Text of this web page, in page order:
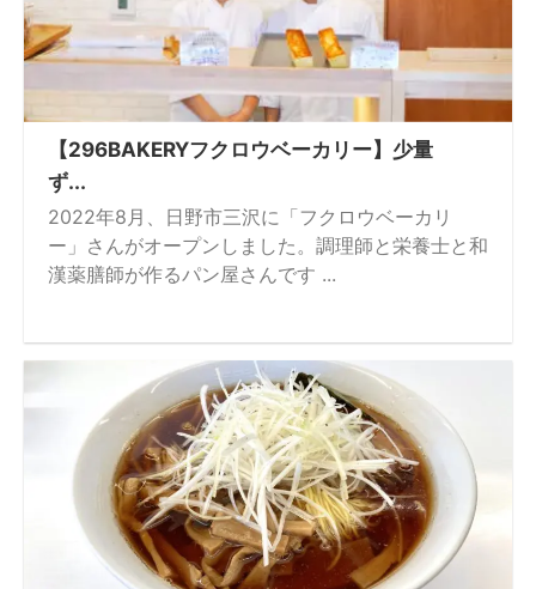
【296BAKERYフクロウベーカリー】少量
ず...
2022年8月、日野市三沢に「フクロウベーカリ
ー」さんがオープンしました。調理師と栄養士と和
漢薬膳師が作るパン屋さんです ...